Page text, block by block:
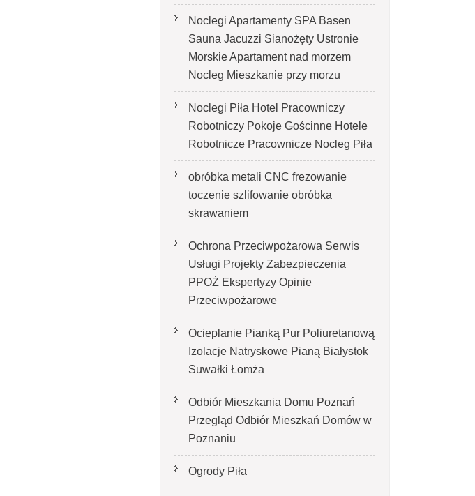
Noclegi Apartamenty SPA Basen
Sauna Jacuzzi Sianożęty Ustronie
Morskie Apartament nad morzem
Nocleg Mieszkanie przy morzu
Noclegi Piła Hotel Pracowniczy
Robotniczy Pokoje Gościnne Hotele
Robotnicze Pracownicze Nocleg Piła
obróbka metali CNC frezowanie
toczenie szlifowanie obróbka
skrawaniem
Ochrona Przeciwpożarowa Serwis
Usługi Projekty Zabezpieczenia
PPOŻ Ekspertyzy Opinie
Przeciwpożarowe
Ocieplanie Pianką Pur Poliuretanową
Izolacje Natryskowe Pianą Białystok
Suwałki Łomża
Odbiór Mieszkania Domu Poznań
Przegląd Odbiór Mieszkań Domów w
Poznaniu
Ogrody Piła